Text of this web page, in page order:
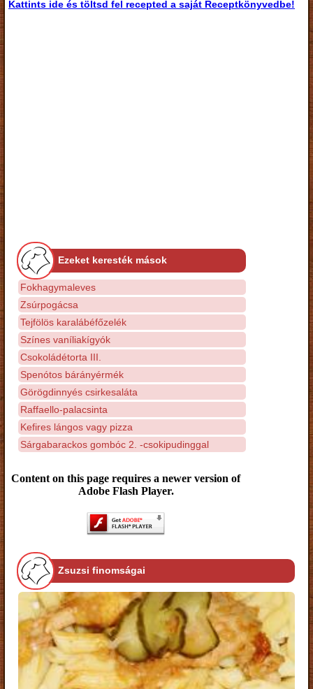
Kattints ide és töltsd fel recepted a saját Receptkönyvedbe!
Ezeket keresték mások
Fokhagymaleves
Zsúrpogácsa
Tejfölös karalábéfőzelék
Színes vaníliakígyók
Csokoládétorta III.
Spenótos bárányérmék
Görögdinnyés csirkesaláta
Raffaello-palacsinta
Kefires lángos vagy pizza
Sárgabarackos gombóc 2. -csokipudinggal
Content on this page requires a newer version of
Adobe Flash Player.
Zsuzsi finomságai